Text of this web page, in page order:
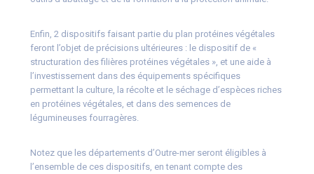
Enfin, 2 dispositifs faisant partie du plan protéines végétales
feront l’objet de précisions ultérieures : le dispositif de «
structuration des filières protéines végétales », et une aide à
l’investissement dans des équipements spécifiques
permettant la culture, la récolte et le séchage d’espèces riches
en protéines végétales, et dans des semences de
légumineuses fourragères.
Notez que les départements d’Outre-mer seront éligibles à
l’ensemble de ces dispositifs, en tenant compte des